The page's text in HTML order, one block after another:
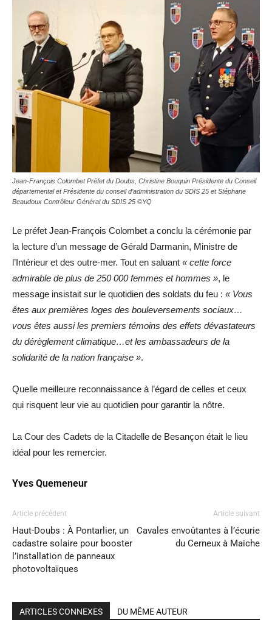
Jean-François Colombet Préfet du Doubs, Christine Bouquin Présidente du Conseil
départemental et Présidente du conseil d’administration du SDIS 25 et Stéphane
Beaudoux Contrôleur Général du SDIS 25 ©YQ
Le préfet Jean-François Colombet a conclu la cérémonie par
la lecture d’un message de Gérald Darmanin, Ministre de
l’Intérieur et des outre-mer. Tout en saluant « cette force
admirable de plus de 250 000 femmes et hommes », le
message insistait sur le quotidien des soldats du feu : « Vous
êtes aux premières loges des bouleversements sociaux…
vous êtes aussi les premiers témoins des effets dévastateurs
du dérèglement climatique…et les ambassadeurs de la
solidarité de la nation française ».
Quelle meilleure reconnaissance à l’égard de celles et ceux
qui risquent leur vie au quotidien pour garantir la nôtre.
La Cour des Cadets de la Citadelle de Besançon était le lieu
idéal pour les remercier.
Yves Quemeneur
Article précédent
Haut-Doubs : À Pontarlier, un
cadastre solaire pour booster
l’installation de panneaux
photovoltaïques
Article suivant
Cavales envoûtantes à l’écurie
du Cerneux à Maiche
ARTICLES CONNEXES DU MÊME AUTEUR